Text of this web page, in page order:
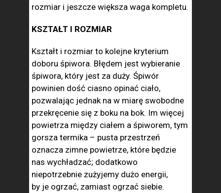
rozmiar i jeszcze większa waga kompletu.
KSZTAŁT I ROZMIAR
Kształt i rozmiar to kolejne kryterium
doboru śpiwora. Błędem jest wybieranie
śpiwora, który jest za duży. Śpiwór
powinien dość ciasno opinać ciało,
pozwalając jednak na w miarę swobodne
przekręcenie się z boku na bok. Im więcej
powietrza między ciałem a śpiworem, tym
gorsza termika – pusta przestrzeń
oznacza zimne powietrze, które będzie
nas wychładzać; dodatkowo
niepotrzebnie zużyjemy dużo energii,
by je ogrzać, zamiast ogrzać siebie.